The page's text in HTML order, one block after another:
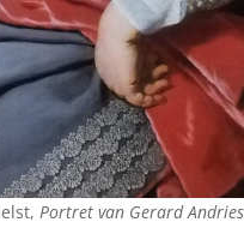
Portret van Gerard